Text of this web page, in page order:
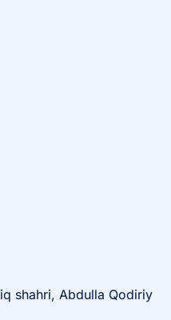
shahri, Abdulla Qodiriy